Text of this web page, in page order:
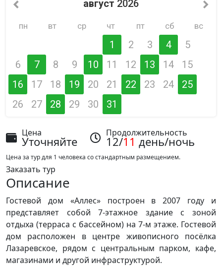
август 2026
пн вт ср чт пт сб вс
1 2 3 4
5
6
7 8 9 10 11 12 13 14
15
16
17 18 19 20 21 22 23 24
25
26
27 28 29 30 31
Цена
Уточняйте
Продолжительность
12/11 день/ночь
Цена за тур для 1 человека со стандартным размещением.
Заказать тур
Описание
Гостевой дом «Аллес» построен в 2007 году и
представляет собой 7-этажное здание с зоной
отдыха (терраса с бассейном) на 7-м этаже. Гостевой
дом расположен в центре живописного посёлка
Лазаревское, рядом с центральным парком, кафе,
магазинами и другой инфраструктурой.